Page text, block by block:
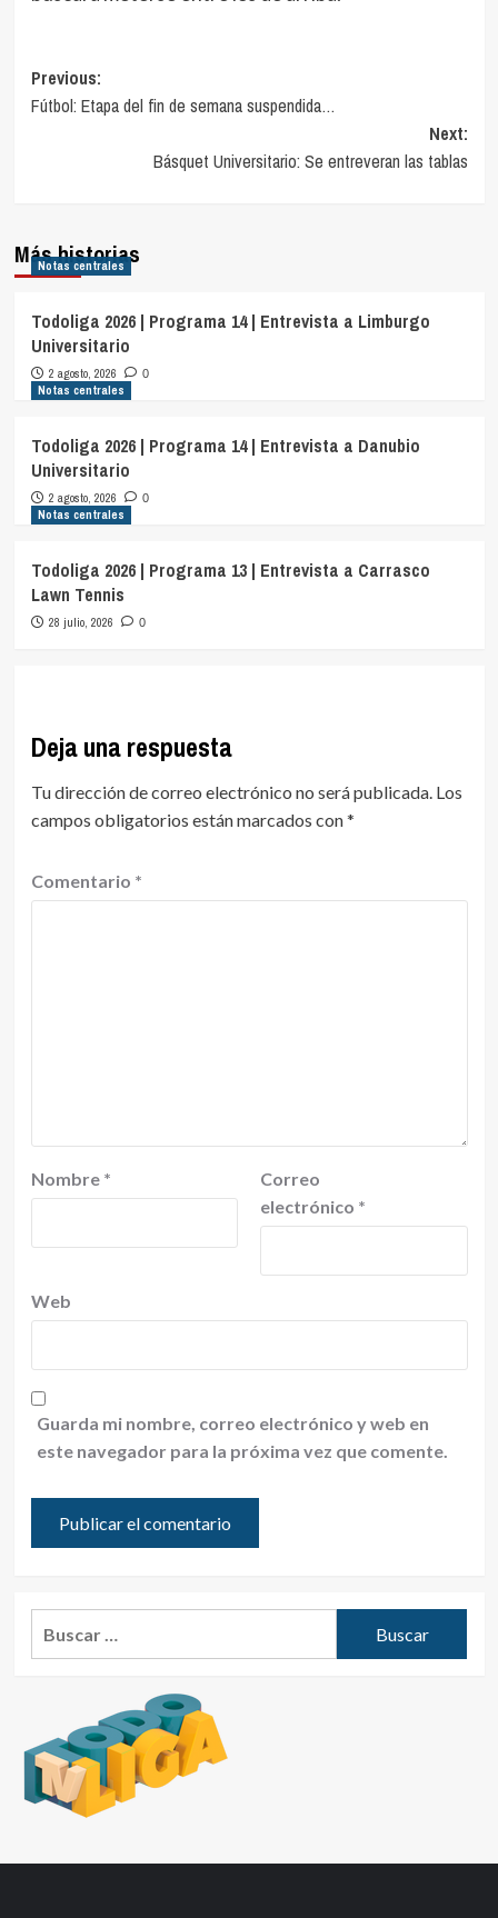
Navegación
de
Previous:
Fútbol: Etapa del fin de semana suspendida…
Next:
Básquet Universitario: Se entreveran las tablas
Más historias
Notas centrales
Todoliga 2026 | Programa 14 | Entrevista a Limburgo
Universitario
2 agosto, 2026 0
Notas centrales
Todoliga 2026 | Programa 14 | Entrevista a Danubio
Universitario
2 agosto, 2026 0
Notas centrales
Todoliga 2026 | Programa 13 | Entrevista a Carrasco
Lawn Tennis
28 julio, 2026 0
Deja una respuesta
Tu dirección de correo electrónico no será publicada. Los
campos obligatorios están marcados con*
Comentario *
Nombre *
Correo
electrónico *
Web
Guarda mi nombre, correo electrónico y web en
este navegador para la próxima vez que comente.